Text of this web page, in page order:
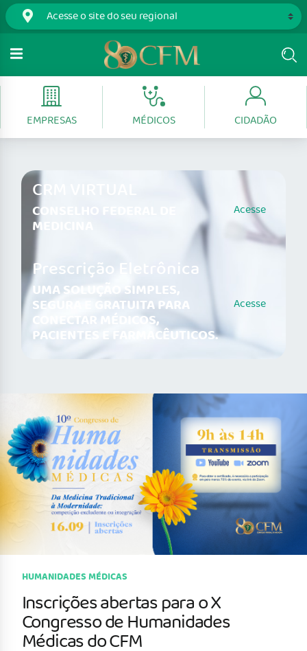
EMPRESAS MÉDICOS CIDADÃO
CRM VIRTUAL
CONSELHO FEDERAL DE
MEDICINA
Acesse
Prescrição Eletrônica
UMA SOLUÇÃO SIMPLES,
SEGURA E GRATUITA PARA
CONECTAR MÉDICOS,
PACIENTES E FARMACÊUTICOS.
Acesse
HUMANIDADES MÉDICAS
Inscrições abertas para o X
Congresso de Humanidades
Médicas do CFM